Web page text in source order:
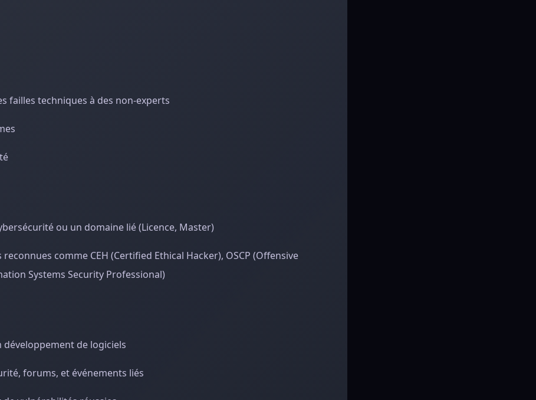
failles techniques à des non-experts
ou un domaine lié (Licence, Master)
comme CEH (Certified Ethical Hacker), OSCP (Offensive
Systems Security Professional)
de logiciels
forums, et événements liés